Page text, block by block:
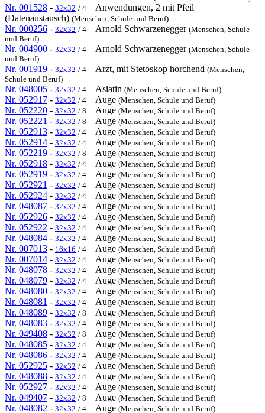
Nr. 001528 - 32x32 / 4
Anwendungen, 2 mit Pfeil
(Datenaustausch) (Menschen, Schule und Beruf)
Nr. 000256 - 32x32 / 4 Arnold Schwarzenegger (Menschen, Schule
und Beruf)
Nr. 004900 - 32x32 / 4 Arnold Schwarzenegger (Menschen, Schule
und Beruf)
Nr. 001919 - 32x32 / 4 Arzt, mit Stetoskop horchend (Menschen,
Schule und Beruf)
Nr. 048005 - 32x32 / 4 Asiatin (Menschen, Schule und Beruf)
Nr. 052917 - 32x32 / 4 Auge (Menschen, Schule und Beruf)
Nr. 052220 - 32x32 / 8 Auge (Menschen, Schule und Beruf)
Nr. 052221 - 32x32 / 8 Auge (Menschen, Schule und Beruf)
Nr. 052913 - 32x32 / 4 Auge (Menschen, Schule und Beruf)
Nr. 052914 - 32x32 / 4 Auge (Menschen, Schule und Beruf)
Nr. 052219 - 32x32 / 8 Auge (Menschen, Schule und Beruf)
Nr. 052918 - 32x32 / 4 Auge (Menschen, Schule und Beruf)
Nr. 052919 - 32x32 / 4 Auge (Menschen, Schule und Beruf)
Nr. 052921 - 32x32 / 4 Auge (Menschen, Schule und Beruf)
Nr. 052924 - 32x32 / 4 Auge (Menschen, Schule und Beruf)
Nr. 048087 - 32x32 / 4 Auge (Menschen, Schule und Beruf)
Nr. 052926 - 32x32 / 4 Auge (Menschen, Schule und Beruf)
Nr. 052922 - 32x32 / 4 Auge (Menschen, Schule und Beruf)
Nr. 048084 - 32x32 / 4 Auge (Menschen, Schule und Beruf)
Nr. 007013 - 16x16 / 4 Auge (Menschen, Schule und Beruf)
Nr. 007014 - 32x32 / 4 Auge (Menschen, Schule und Beruf)
Nr. 048078 - 32x32 / 4 Auge (Menschen, Schule und Beruf)
Nr. 048079 - 32x32 / 4 Auge (Menschen, Schule und Beruf)
Nr. 048080 - 32x32 / 4 Auge (Menschen, Schule und Beruf)
Nr. 048081 - 32x32 / 4 Auge (Menschen, Schule und Beruf)
Nr. 048089 - 32x32 / 8 Auge (Menschen, Schule und Beruf)
Nr. 048083 - 32x32 / 4 Auge (Menschen, Schule und Beruf)
Nr. 049408 - 32x32 / 8 Auge (Menschen, Schule und Beruf)
Nr. 048085 - 32x32 / 4 Auge (Menschen, Schule und Beruf)
Nr. 048086 - 32x32 / 4 Auge (Menschen, Schule und Beruf)
Nr. 052925 - 32x32 / 4 Auge (Menschen, Schule und Beruf)
Nr. 048088 - 32x32 / 4 Auge (Menschen, Schule und Beruf)
Nr. 052927 - 32x32 / 4 Auge (Menschen, Schule und Beruf)
Nr. 049407 - 32x32 / 8 Auge (Menschen, Schule und Beruf)
Nr. 048082 - 32x32 / 4 Auge (Menschen, Schule und Beruf)